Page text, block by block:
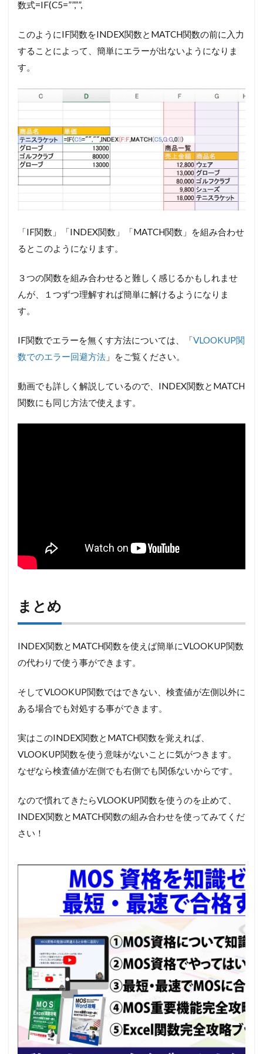
数式=IF(C5=””,””,
このようにIF関数をINDEX関数とMATCH関数の前に入力
することによって、簡単にエラーが出ないようになりま
す。
「IF関数」「INDEX関数」「MATCH関数」を組み合わせ
るとこのようになります。
３つの関数を組み合わせると難しく感じるかもしれませ
んが、１つずつ理解すれば簡単に解けるようになりま
す。
IF関数でエラーを無くす方法については、「VLOOKUP関
数でのエラー回避方法 」をご覧ください。
動画でも詳しく解説しているので、INDEX関数とMATCH
関数にも同じ方法で使えます。
まとめ
INDEX関数とMATCH関数を使えば簡単にVLOOKUP関数
の代わりで使う事ができます。
そしてVLOOKUP関数ではできない、検査値が左側以外に
ある場合でも対処する事ができます。
実はこのINDEX関数とMATCH関数を覚えれば、
VLOOKUP関数を使う意味がないことに気がつきます。
なぜなら検査値が左側でも右側でも関係ないからです。
なので慣れてきたらVLOOKUP関数を使うのを止めて、
INDEX関数とMATCH関数の組み合わせを使ってみてくだ
さい！